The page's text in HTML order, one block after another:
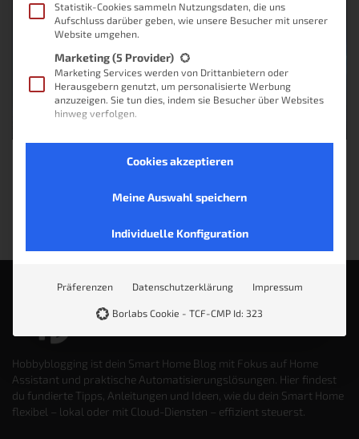
Hobbyblogging ist dein Smart Home Blog mit Fokus auf Home
Assistant und praktische Automatisierungslösungen. Hier findest
du fundierte Tipps, Anleitungen und Ideen, wie du dein Smart Home
flexibel – lokal oder mit Cloud-Diensten – effizient steuerst.
Statistik-Cookies sammeln Nutzungsdaten, die uns
Aufschluss darüber geben, wie unsere Besucher mit unserer
Website umgehen.
Marketing(5 Provider)
Marketing Services werden von Drittanbietern oder
Herausgebern genutzt, um personalisierte Werbung
anzuzeigen. Sie tun dies, indem sie Besucher über Websites
hinweg verfolgen.
Plattformen werden standardmäßig blockiert. Wenn
diese Inhalte keine manuelle Einwilligung mehr erforderlich.
Nicht-TCF-Standard
Cookies akzeptieren
Meine Auswahl speichern
Individuelle Konfiguration
Präferenzen Datenschutzerklärung Impressum
Borlabs Cookie - TCF-CMP Id: 323